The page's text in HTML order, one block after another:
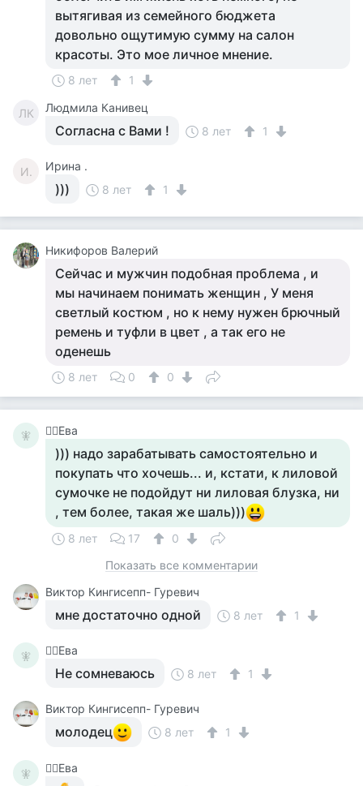
вытягивая из семейного бюджета
довольно ощутимую сумму на салон
красоты. Это мое личное мнение.
8 лет 1
ЛК Людмила Канивец
Согласна с Вами ! 8 лет 1
И. Ирина .
))) 8 лет 1
Никифоров Валерий
Сейчас и мужчин подобная проблема , и
мы начинаем понимать женщин , У меня
светлый костюм , но к нему нужен брючный
ремень и туфли в цвет , а так его не
оденешь
8 лет 0 0
🧚‍ 🧚‍♀️Ева
))) надо зарабатывать самостоятельно и
покупать что хочешь... и, кстати, к лиловой
сумочке не подойдут ни лиловая блузка, ни
, тем более, такая же шаль)))
8 лет 17
0
Показать все комментарии
Виктор Кингисепп- Гуревич
мне достаточно одной 8 лет 1
🧚‍ 🧚‍♀️Ева
Не сомневаюсь 8 лет 1
Виктор Кингисепп- Гуревич
молодец 8 лет 1
🧚‍
🧚‍♀️Ева